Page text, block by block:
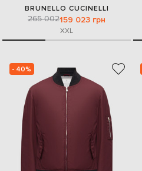
BRUNELLO CUCINELLI
265 002159 023 грн
XXL
- 40%